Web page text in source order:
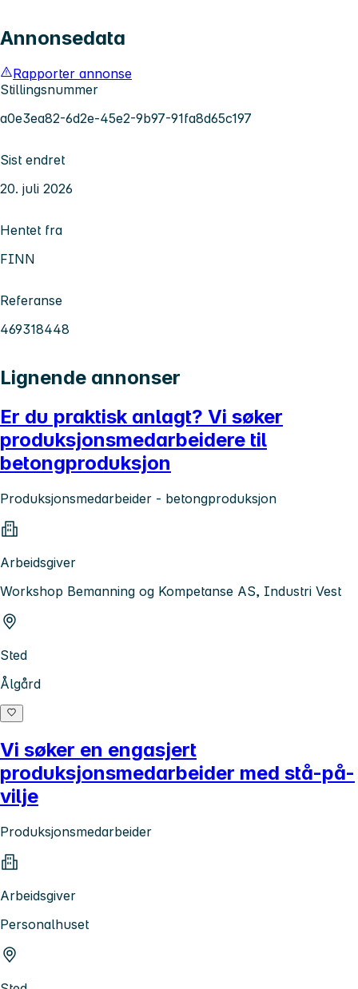
Annonsedata
Rapporter annonse
Stillingsnummer
a0e3ea82-6d2e-45e2-9b97-91fa8d65c197
Sist endret
20. juli 2026
Hentet fra
FINN
Referanse
469318448
Lignende annonser
Er du praktisk anlagt? Vi søker
produksjonsmedarbeidere til
betongproduksjon
Produksjonsmedarbeider - betongproduksjon
Arbeidsgiver
Workshop Bemanning og Kompetanse AS, Industri Vest
Sted
Ålgård
Vi søker en engasjert
produksjonsmedarbeider med stå-på-
vilje
Produksjonsmedarbeider
Arbeidsgiver
Personalhuset